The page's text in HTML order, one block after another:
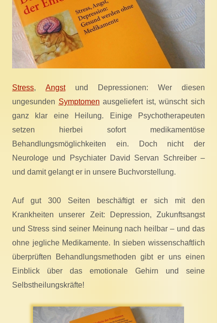
Stress, Angstund Depressionen: Wer diesen
ungesunden Symptomen ausgeliefert ist, wünscht sich
ganz klar eine Heilung. Einige Psychotherapeuten
setzen hierbei sofort medikamentöse
Behandlungsmöglichkeiten ein. Doch nicht der
Neurologe und Psychiater David Servan Schreiber –
und damit gelangt er in unsere Buchvorstellung.
Auf gut 300 Seiten beschäftigt er sich mit den
Krankheiten unserer Zeit: Depression, Zukunftsangst
und Stress sind seiner Meinung nach heilbar – und das
ohne jegliche Medikamente. In sieben wissenschaftlich
überprüften Behandlungsmethoden gibt er uns einen
Einblick über das emotionale Gehirn und seine
Selbstheilungskräfte!